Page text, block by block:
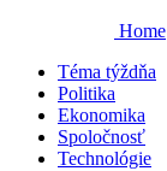
Home
Téma týždňa
Politika
Ekonomika
Spoločnosť
Technológie